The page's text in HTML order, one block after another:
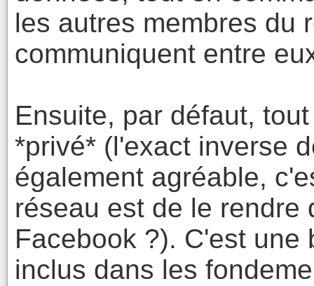
les autres membres du
communiquent entre
Ensuite, par défaut,
*privé* (l'exact inverse
également agréable,
réseau est de le rendre
Facebook ?). C'est
inclus dans les